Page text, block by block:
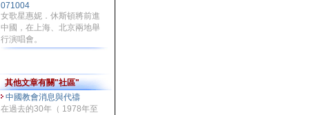
071004
女歌星惠妮．休斯頓將前進
中國，在上海、北京兩地舉
行演唱會。
其他文章有關"社區"
中國教會消息與代禱
在過去的30年（ 1978年至